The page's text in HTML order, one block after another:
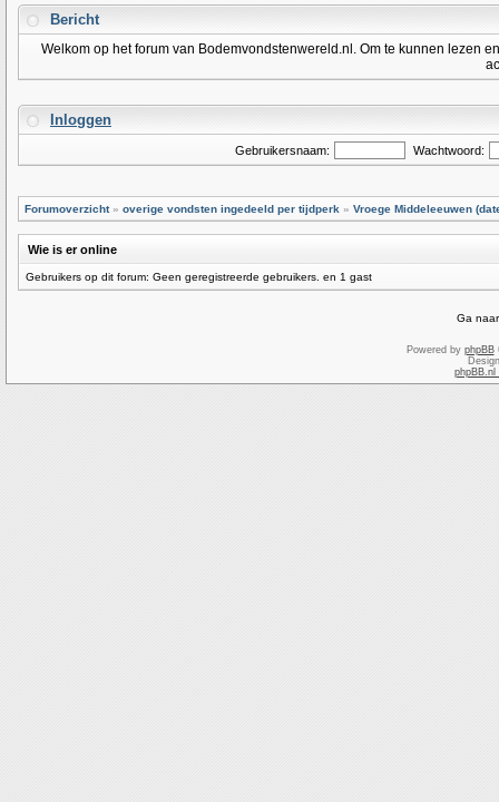
Bericht
Welkom op het forum van Bodemvondstenwereld.nl. Om te kunnen lezen
Inloggen
Gebruikersnaam: Wachtwoord:
Forumoverzicht» overige vondsten ingedeeld per tijdperk » Vroege Middeleeuwen
Wie is er online
Gebruikers op dit forum: Geen geregistreerde gebruikers. en 1 gast
Ga
Powered by phpBB
phpBB.nl